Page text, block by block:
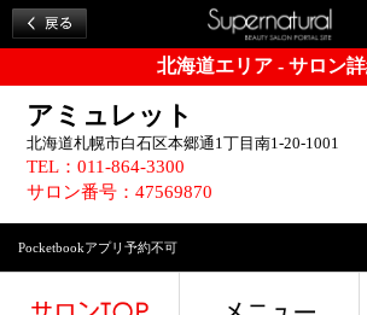
北海道エリア - サロン
アミュレット
北海道札幌市白石区本郷通1丁目南1-20-1001
TEL：011-864-3300
サロン番号：47569870
Pocketbookアプリ予約不可